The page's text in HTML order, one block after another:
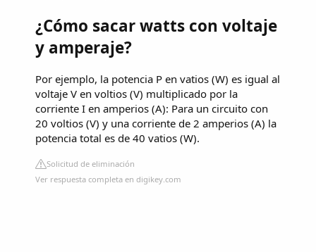
¿Cómo sacar watts con voltaje
y amperaje?
Por ejemplo, la potencia P en vatios (W) es igual al
voltaje V en voltios (V) multiplicado por la
corriente I en amperios (A): Para un circuito con
20 voltios (V) y una corriente de 2 amperios (A) la
potencia total es de 40 vatios (W).
Solicitud de eliminación
Ver respuesta completa en digikey.com